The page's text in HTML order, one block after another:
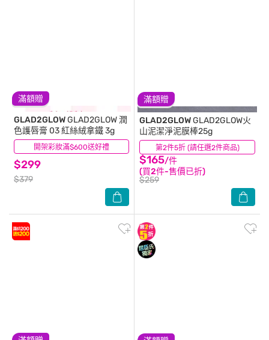
滿額贈
開架彩妝滿$600送好禮
GLAD2GLOWGLAD2GLOW 潤
色護唇膏 03 紅絲絨拿鐵 3g
$299
$379
(0)
滿額贈
第2件5折 (請任選2件商品)
GLAD2GLOWGLAD2GLOW火
山泥潔淨泥膜棒25g
$165/件
(買2件-售價已折)
$259
(0)